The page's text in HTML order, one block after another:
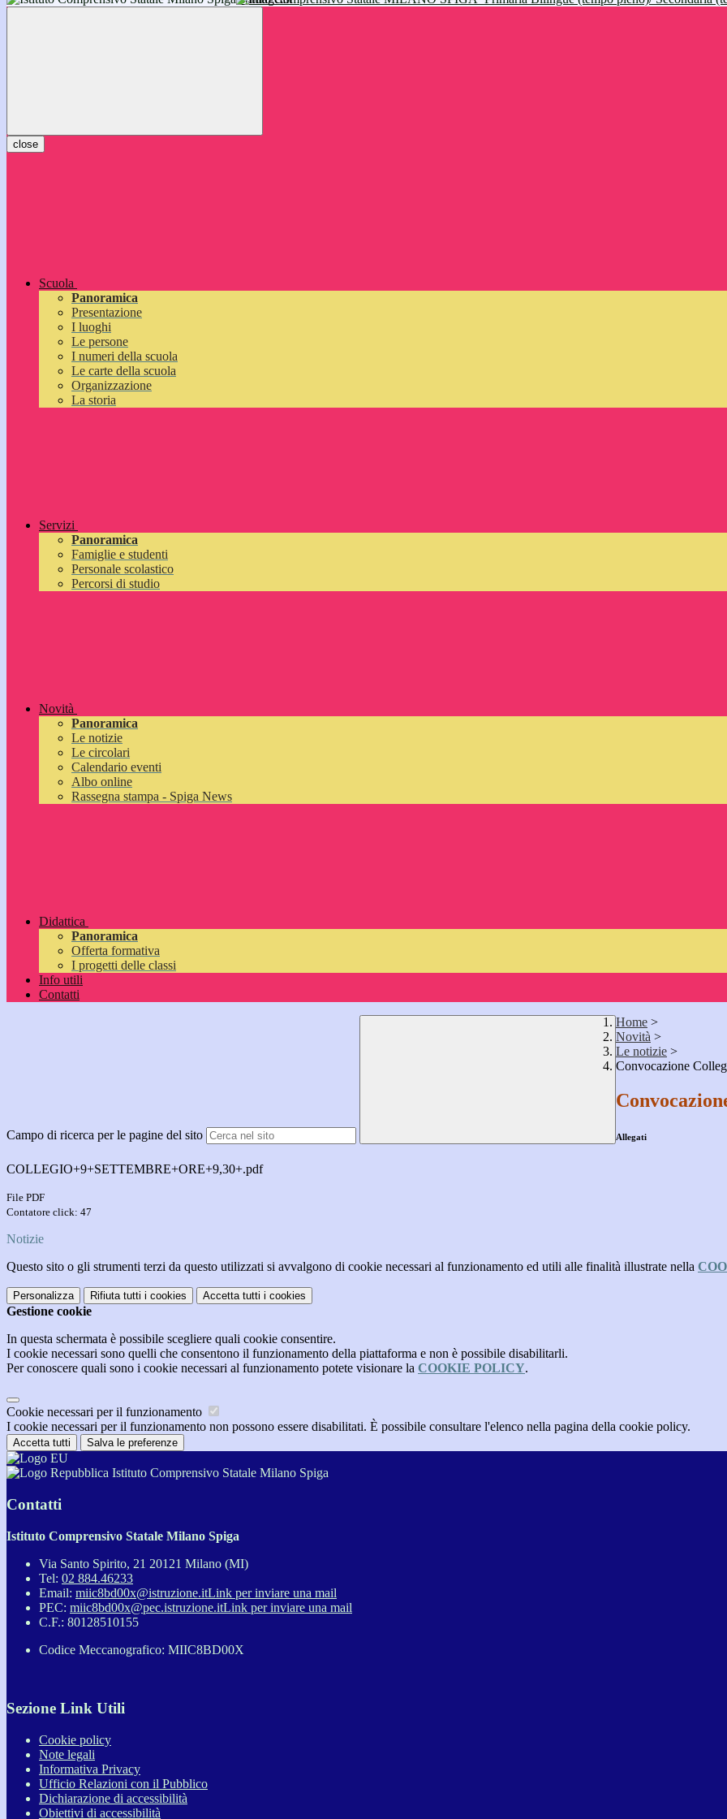
inizieranno il 14 settembre 2026: vi aspettiamo!
close
Scuola
Panoramica
Presentazione
I luoghi
Le persone
I numeri della scuola
Le carte della scuola
Organizzazione
La storia
Servizi
Panoramica
Famiglie e studenti
Personale scolastico
Percorsi di studio
Novità
Panoramica
Le notizie
Le circolari
Calendario eventi
Albo online
Rassegna stampa - Spiga News
Didattica
Panoramica
Offerta formativa
I progetti delle classi
Info utili
Contatti
Campo di ricerca per le pagine del sito
Home >
Novità >
Le notizie >
Convocazione
Allegati
COLLEGIO+9+SETTEMBRE+ORE+9,30+.pdf
File PDF
Contatore click: 47
Notizie
Questo sito o gli strumenti terzi da questo utilizzati si avvalgono di cookie necessari al funzionamento ed utili alle finalità illustrate nella
Personalizza Rifiuta tutti i cookies Accetta tutti i cookies
Gestione cookie
In questa schermata è possibile scegliere quali cookie consentire.
I cookie necessari sono quelli che consentono il funzionamento della piattaforma e non è possibile disabilitarli.
Per conoscere quali sono i cookie necessari al funzionamento potete visionare la COOKIE POLICY.
Cookie necessari per il funzionamento
I cookie necessari per il funzionamento non possono essere disabilitati. È possibile consultare l'elenco nella pagina della cookie policy.
Accetta tutti Salva le preferenze
Istituto Comprensivo Statale Milano Spiga
Contatti
Istituto Comprensivo Statale Milano Spiga
Via Santo Spirito, 21 20121 Milano (MI)
Tel: 02 884.46233
Email: miic8bd00x@istruzione.itLink per inviare una mail
PEC: miic8bd00x@pec.istruzione.itLink per inviare una mail
C.F.: 80128510155
Codice Meccanografico: MIIC8BD00X
Sezione Link Utili
Cookie policy
Note legali
Informativa Privacy
Ufficio Relazioni con il Pubblico
Dichiarazione di accessibilità
Obiettivi di accessibilità